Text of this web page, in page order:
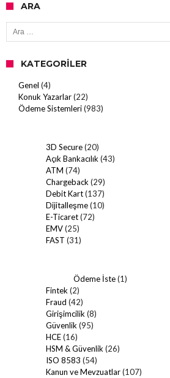
ARA
Arama:
KATEGORILER
Genel (4)
Konuk Yazarlar(22)
Ödeme Sistemleri(983)
3D Secure(20)
Açık Bankacılık(43)
ATM (74)
Chargeback(29)
Debit Kart(137)
Dijitalleşme(10)
E-Ticaret(72)
EMV(25)
FAST (31)
Ödeme İste(1)
Fintek(2)
Fraud (42)
Girişimcilik(8)
Güvenlik(95)
HCE(16)
HSM & Güvenlik(26)
ISO 8583 (54)
Kanun ve Mevzuatlar(107)